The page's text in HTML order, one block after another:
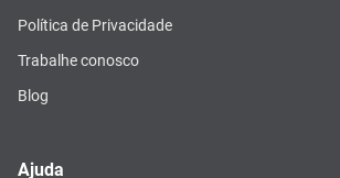
Política de Privacidade
Trabalhe conosco
Blog
Ajuda